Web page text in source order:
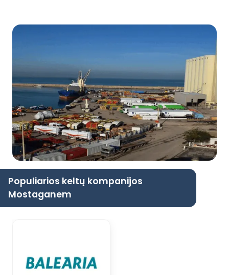
Populiarios keltų kompanijos
Mostaganem